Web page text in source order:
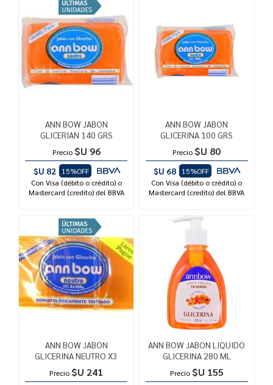
ANN BOW JABON
GLICERIAN 140 GRS
Precio $U 96
$U 82
15%OFF
Con Visa (débito o crédito) o
Mastercard (credito) del BBVA
ANN BOW JABON
GLICERINA 100 GRS
Precio $U 80
$U 68
15%OFF
Con Visa (débito o crédito) o
Mastercard (credito) del BBVA
ANN BOW JABON
GLICERINA NEUTRO X3
Precio $U 241
ANN BOW JABON LIQUIDO
GLICERINA 280 ML
Precio $U 155